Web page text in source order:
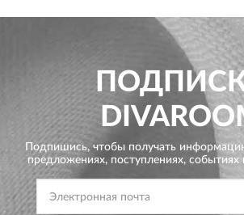
Подпишись, чтобы получать
предложениях, поступлениях,